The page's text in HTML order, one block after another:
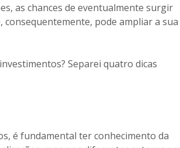
as chances de eventualmente surgir
pode ampliar a sua
Separei quatro dicas
é fundamental ter conhecimento da